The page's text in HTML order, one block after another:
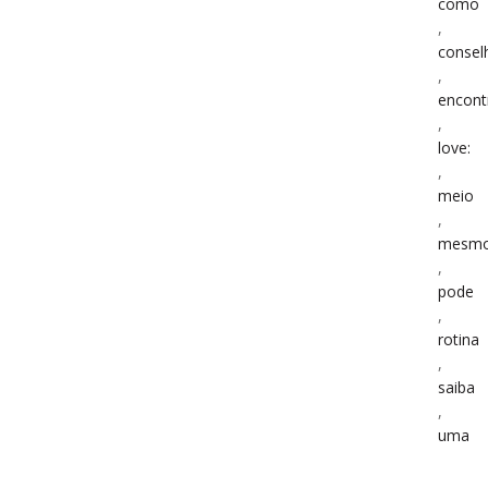
,
,
,
love:
,
meio
,
,
pode
,
rotina
,
saiba
,
uma